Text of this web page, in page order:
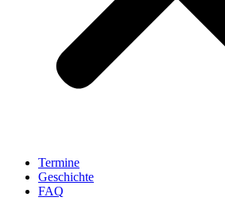
Termine
Geschichte
FAQ